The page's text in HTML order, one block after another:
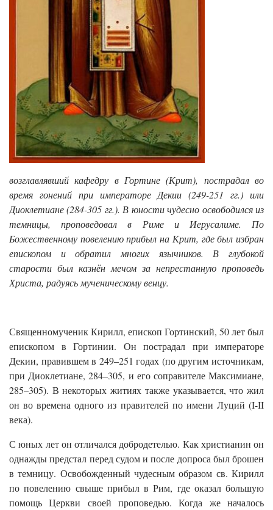
возглавлявший кафедру в Гортине (Крит), пострадал во
время гонений при императоре Декии (249-251 гг.) или
Диоклетиане (284-305 гг.). В юности чудесно освободился из
темницы, проповедовал в Риме и Иерусалиме. По
Божественному повелению прибыл на Крит, где был избран
епископом и обратил многих язычников. В глубокой
старости был казнён мечом за непрестанную проповедь
Христа, радуясь мученическому венцу.
Священномученик Кирилл, епископ Гортинский, 50 лет был
епископом в Гортинии. Он пострадал при императоре
Декии, правившем в 249–251 годах (по другим источникам,
при Диоклетиане, 284–305, и его соправителе Максимиане,
285–305). В некоторых житиях также указывается, что жил
он во времена одного из правителей по имени Луций (I-II
века).
С юных лет он отличался добродетелью. Как христианин он
однажды предстал перед судом и после допроса был брошен
в темницу. Освобожденный чудесным образом св. Кирилл
по повелению свыше прибыл в Рим, где оказал большую
помощь Церкви своей проповедью. Когда же началось